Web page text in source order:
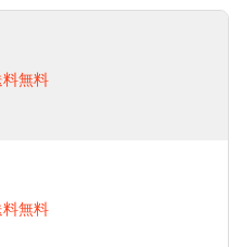
料無料
料無料